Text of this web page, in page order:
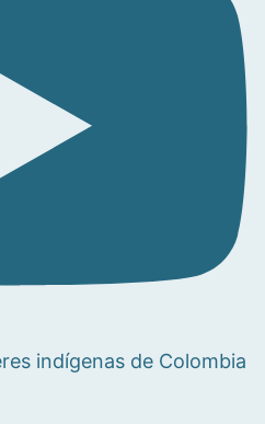
indígenas de Colombia